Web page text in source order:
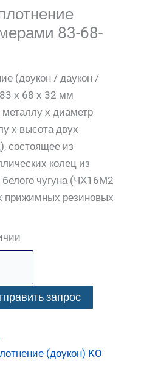
83-68-
(доукон / даукон /
х 68 х 32 мм
х диаметр
х высота двух
состоящее из
колец из
белого чугуна (ЧХ16М2
прижимных резиновых
запрос
(доукон) KO